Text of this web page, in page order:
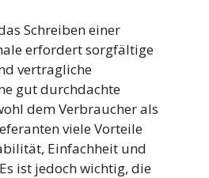
Schreiben einer
erfordert sorgfältige
vertragliche
gut durchdachte
dem Verbraucher als
viele Vorteile
Einfachheit und
ist jedoch wichtig, die